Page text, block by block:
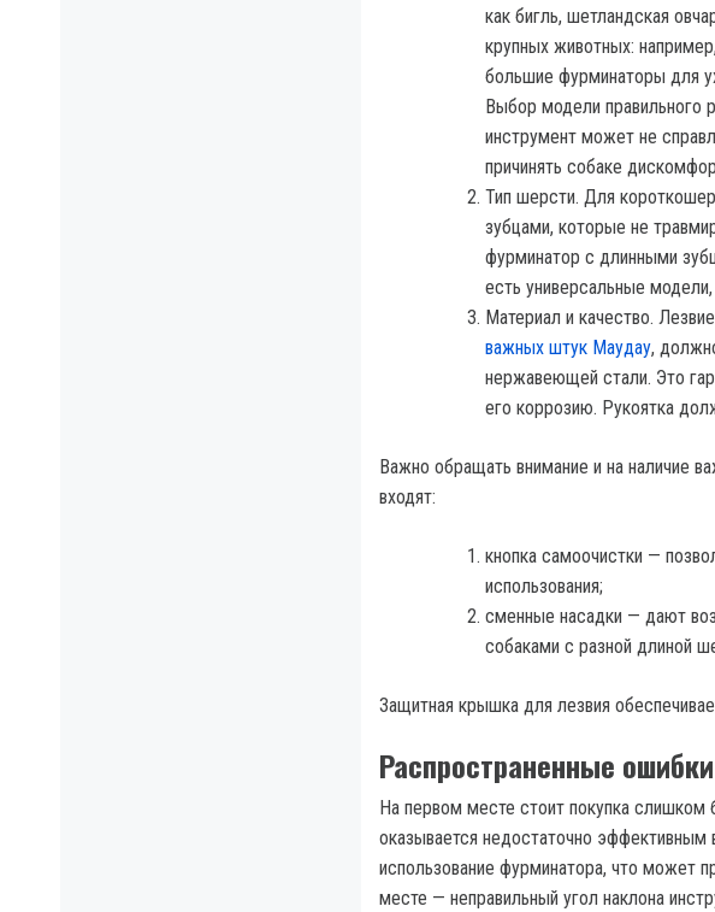
как бигль, шетландская
крупных животных:
большие фурминаторы для
Выбор модели правильного
инструмент может не
причинять собаке
Тип шерсти. Для
зубцами, которые не
фурминатор с длинными
есть универсальные
Материал и качество.
важных штук Маудау,
нержавеющей стали. Это
его коррозию. Рукоятка
Важно обращать внимание и на наличие
входят:
кнопка самоочистки —
использования;
сменные насадки — дают
собаками с разной длиной
Защитная крышка для лезвия
Распространенные
На первом месте стоит покупка слишком
оказывается недостаточно
использование фурминатора, что может
месте — неправильный угол наклона